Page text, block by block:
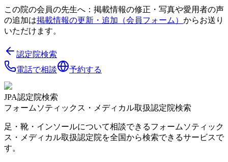
この院の会員の先生へ：掲載情報の修正・写真や愛用者の声
の追加は掲載情報の更新・追加（会員フォーム） からお送り
いただけます。
認定院検索
電話で相談
予約する
JPA認定院検索
フォームソティックス・メディカル取扱認定院検索
足・靴・インソールについて相談できるフォームソティック
ス・メディカル取扱認定院を全国から検索できるサービスで
す。